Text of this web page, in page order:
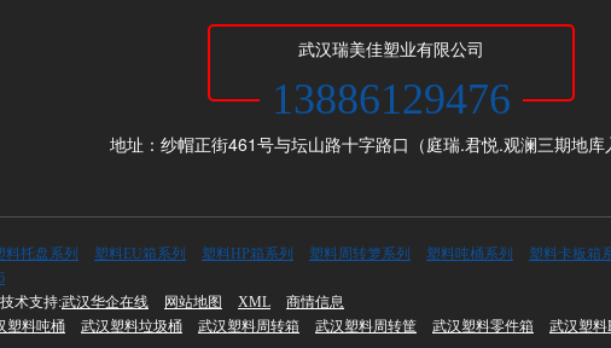
武汉瑞美佳塑业有限公司
13886129476
地址：纱帽正街461号与坛山路十字路口（庭瑞.君悦.观澜三期地库
料托盘系列 塑料EU箱系列 塑料HP箱系列 塑料周转箩系列 塑料吨桶系列 塑料卡板箱
技术支持:武汉华企在线 网站地图 XML
商情信息
塑料吨桶 武汉塑料垃圾桶 武汉塑料周转箱 武汉塑料周转筐 武汉塑料零件箱 武汉塑料